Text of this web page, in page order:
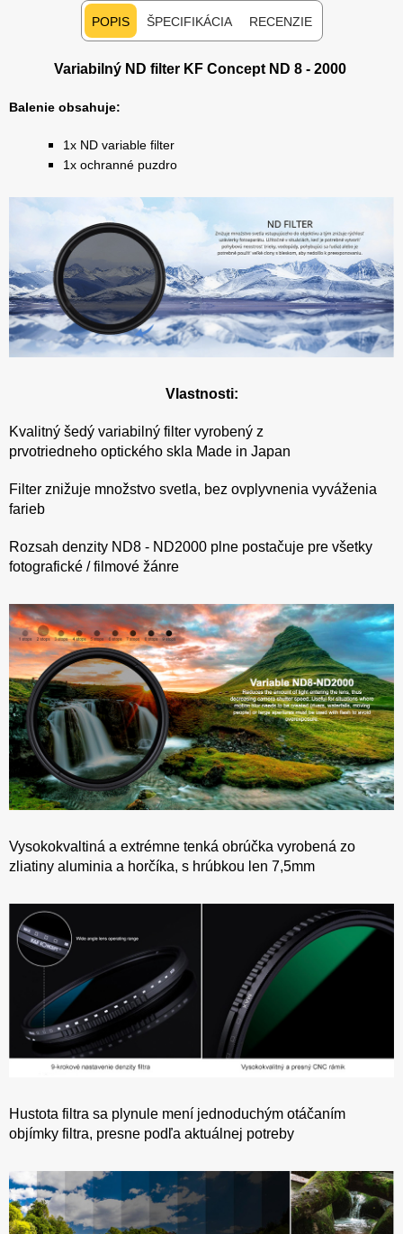
POPIS ŠPECIFIKÁCIA RECENZIE
Variabilný ND filter KF Concept ND 8 - 2000
Balenie obsahuje:
1x ND variable filter
1x ochranné puzdro
Vlastnosti:
Kvalitný šedý variabilný filter vyrobený z
prvotriedneho optického skla Made in Japan
Filter znižuje množstvo svetla, bez ovplyvnenia vyváženia
farieb
Rozsah denzity ND8 - ND2000 plne postačuje pre všetky
fotografické / filmové žánre
Vysokokvaltiná a extrémne tenká obrúčka vyrobená zo
zliatiny aluminia a horčíka, s hrúbkou len 7,5mm
Hustota filtra sa plynule mení jednoduchým otáčaním
objímky filtra, presne podľa aktuálnej potreby